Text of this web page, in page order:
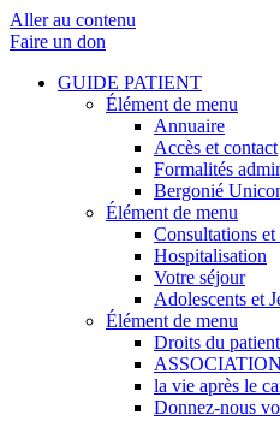
Aller au contenu
Faire un don
GUIDE PATIENT
Élément de menu
Annuaire
Accès et contact
Formalités
Bergonié
Élément de menu
Consultations
Hospitalisation
Votre séjour
Adolescents et
Élément de menu
Droits du patient
la vie après le
Donnez-nous